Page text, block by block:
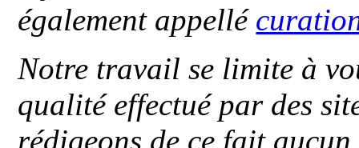
également appellé
Notre travail se limite à
qualité effectué par des
rédigeons de ce fait